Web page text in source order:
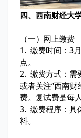
四、西南财经大
（一）网上缴费
1. 缴费时间：3
点。
2. 缴费方式：需
或者关注“西南
费。复试费是每
3. 缴费程序：具
料。